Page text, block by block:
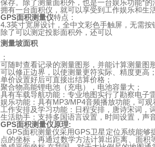
保存。除了测量面积外，也是一台娱乐功能*
拥有一台面积仪，就可以享受到工作娱乐和生
GPS面积测量仪特点：
4.3英寸宽屏设计，全中文彩色手触屏，无需按
除了可以测定投影面积外，还可以
测量坡面积
；
可随时查看记录的测量图形，并能计算测量图
可以修正边界，以使测量更符实际、精度更高；
单价设置好后可直接出结算价格；
聚合物高能锂电池（充电），电池容量大；
具有车载导航功能：专业地图实行了勘察电子雷
娱乐功能：具有MP3/MP4音频播放功能，可观
工作安排及学习功能：日程安排，唐诗宋词，
生活助手：支持多国语言设置，时间设置，声
GPS面积测量仪原理:
GPS面积测量仪采用GPS卫星定位系统能够
点的坐标，再通过数学方法计算出距离、面积